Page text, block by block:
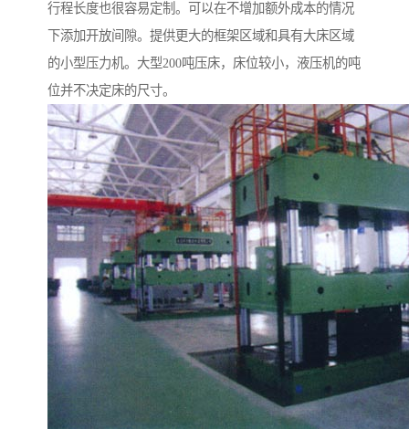
行程长度也很容易定制。可以在不增加额外成本的情况
下添加开放间隙。提供更大的框架区域和具有大床区域
的小型压力机。大型200吨压床，床位较小，液压机的吨
位并不决定床的尺寸。